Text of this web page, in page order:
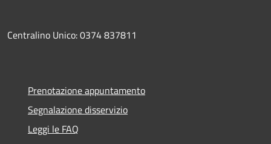
Centralino Unico: 0374 837811
Prenotazione appuntamento
Segnalazione disservizio
Leggi le FAQ